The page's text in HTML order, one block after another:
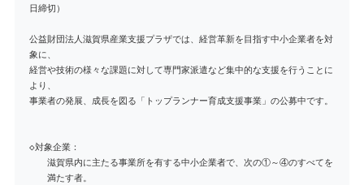
日締切）
公益財団法人滋賀県産業支援プラザでは、経営革新を目指す中小企業者を対
象に、
経営や技術の様々な課題に対して専門家派遣など集中的な支援を行うことに
より、
事業者の発展、成長を図る「トップランナー育成支援事業」の公募中です。
◇対象企業：
滋賀県内に主たる事業所を有する中小企業者で、次の①～④のすべてを
満たす者。